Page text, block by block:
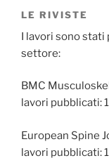
LE RIVISTE
I lavori sono
settore:
BMC
lavori pubblicati:
European Spine
lavori pubblicati: